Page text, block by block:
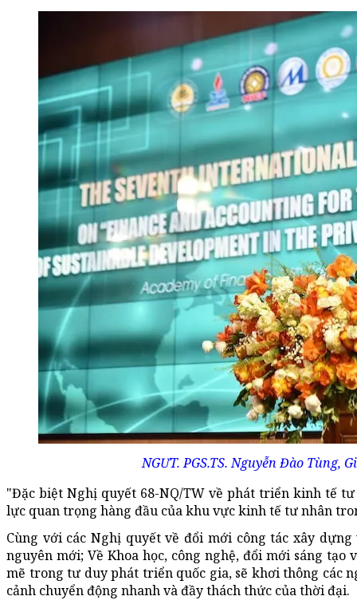
NGƯT. PGS.TS. Nguyễn Đào Tùng,
"Đặc biệt Nghị quyết 68-NQ/TW về phát triển kinh tế
lực quan trọng hàng đầu của khu vực kinh tế tư nhân
Cùng với các Nghị quyết về đổi mới công tác xây
nguyên mới; Về Khoa học, công nghệ, đổi mới sáng
mẽ trong tư duy phát triển quốc gia, sẽ khơi thông các
cảnh chuyển động nhanh và đầy thách thức của thời đại.